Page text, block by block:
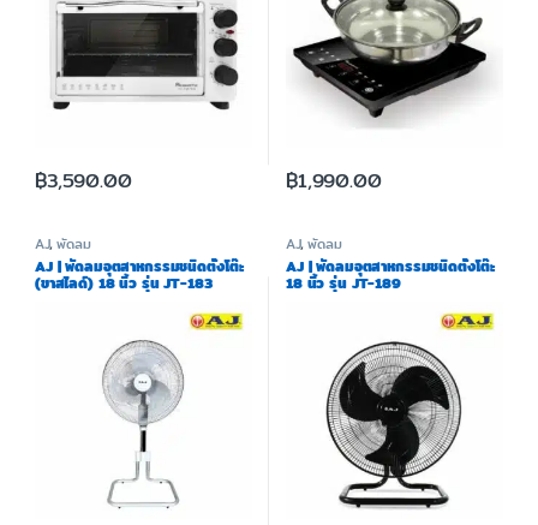
฿3,590.00 ฿1,990.00
AJ,พัดลม
AJ | พัดลมอุตสาหกรรมชนิดตั้งโต๊ะ
(ขาสไลด์) 18 นิ้ว รุ่น JT-183
AJ,พัดลม
AJ | พัดลมอุตสาหกรรมชนิดตั้งโต๊ะ
18 นิ้ว รุ่น JT-189